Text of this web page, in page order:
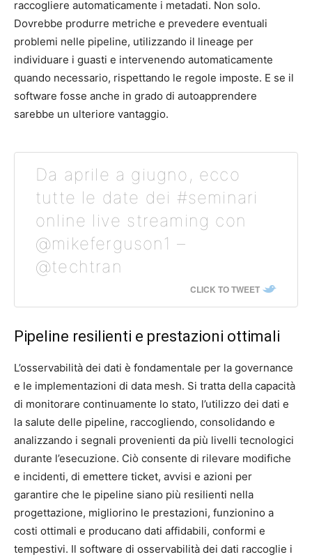
raccogliere automaticamente i metadati. Non solo.
Dovrebbe produrre metriche e prevedere eventuali
problemi nelle pipeline, utilizzando il lineage per
individuare i guasti e intervenendo automaticamente
quando necessario, rispettando le regole imposte. E se il
software fosse anche in grado di autoapprendere
sarebbe un ulteriore vantaggio.
Da aprile a giugno, ecco
tutte le date dei #seminari
online live streaming con
@mikeferguson1 –
@techtran
CLICK TO TWEET
Pipeline resilienti e prestazioni ottimali
L’osservabilità dei dati è fondamentale per la governance
e le implementazioni di data mesh. Si tratta della capacità
di monitorare continuamente lo stato, l’utilizzo dei dati e
la salute delle pipeline, raccogliendo, consolidando e
analizzando i segnali provenienti da più livelli tecnologici
durante l’esecuzione. Ciò consente di rilevare modifiche
e incidenti, di emettere ticket, avvisi e azioni per
garantire che le pipeline siano più resilienti nella
progettazione, migliorino le prestazioni, funzionino a
costi ottimali e producano dati affidabili, conformi e
tempestivi. Il software di osservabilità dei dati raccoglie i